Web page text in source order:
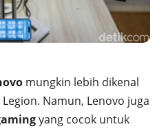
mungkin lebih dikenal
Namun, Lenovo juga
yang cocok untuk